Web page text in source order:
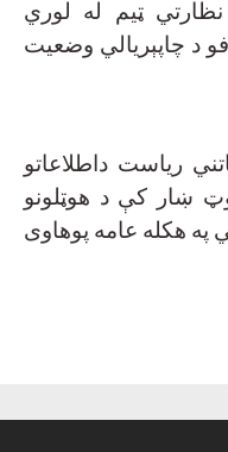
ټیم له لوري
د چاپېریالي وضعیت
رياست داطلاعاتو
ښار کې د هوټلونو
په هکله عامه پوهاوی